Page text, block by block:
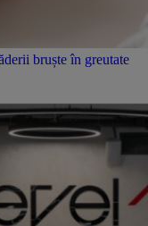
bruște în greutate